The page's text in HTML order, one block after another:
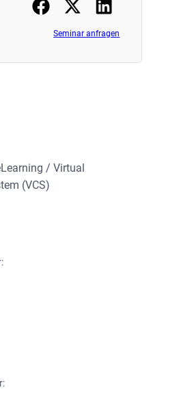
Seminar anfragen
/ Virtual
(VCS)